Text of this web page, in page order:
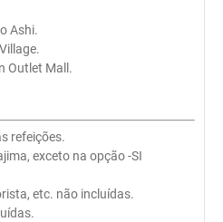
Ashi.
Outlet Mall.
refeições.
exceto na opção -SI
etc. não incluídas.